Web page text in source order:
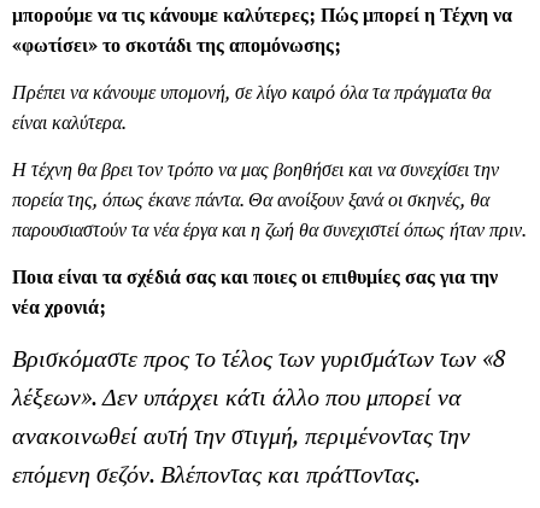
μπορούμε να τις κάνουμε καλύτερες; Πώς μπορεί η Τέχνη να
«φωτίσει» το σκοτάδι της απομόνωσης;
Πρέπει να κάνουμε υπομονή, σε λίγο καιρό όλα τα πράγματα θα
είναι καλύτερα.
Η τέχνη θα βρει τον τρόπο να μας βοηθήσει και να συνεχίσει την
πορεία της, όπως έκανε πάντα. Θα ανοίξουν ξανά οι σκηνές, θα
παρουσιαστούν τα νέα έργα και η ζωή θα συνεχιστεί όπως ήταν πριν.
Ποια είναι τα σχέδιά σας και ποιες οι επιθυμίες σας για την
νέα χρονιά;
Βρισκόμαστε προς το τέλος των γυρισμάτων των «8
λέξεων». Δεν υπάρχει κάτι άλλο που μπορεί να
ανακοινωθεί αυτή την στιγμή, περιμένοντας την
επόμενη σεζόν. Βλέποντας και πράττοντας.